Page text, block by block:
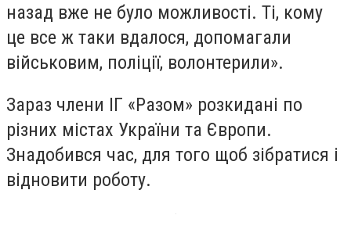
назад вже не було можливості. Ті, кому
це все ж таки вдалося, допомагали
військовим, поліції, волонтерили».
Зараз члени ІГ «Разом» розкидані по
різних містах України та Європи.
Знадобився час, для того щоб зібратися і
відновити роботу.